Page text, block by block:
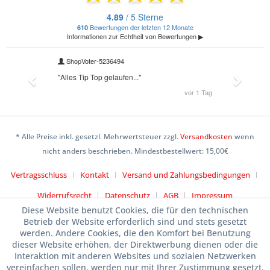
* Alle Preise inkl. gesetzl. Mehrwertsteuer zzgl.Versandkosten wenn
nicht anders beschrieben. Mindestbestellwert: 15,00€
Vertragsschluss Kontakt
Versand und Zahlungsbedingungen
Widerrufsrecht
Datenschutz AGB Impressum
Diese Website benutzt Cookies, die für den technischen
Betrieb der Website erforderlich sind und stets gesetzt
werden. Andere Cookies, die den Komfort bei Benutzung
dieser Website erhöhen, der Direktwerbung dienen oder die
Interaktion mit anderen Websites und sozialen Netzwerken
vereinfachen sollen, werden nur mit Ihrer Zustimmung gesetzt.